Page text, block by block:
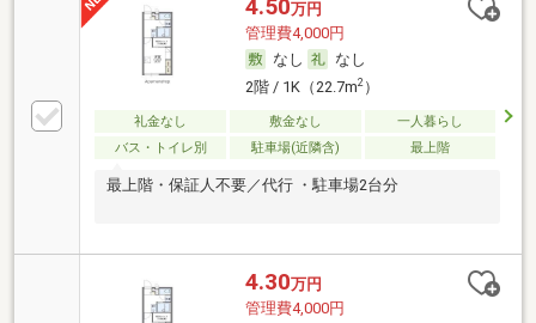
4.50万円
管理費4,000円
なし
なし
2階 / 1K（22.7m2）
礼金なし 敷金なし
一人暮らし
バス・トイレ別
駐車場(近隣含) 最上階
最上階・保証人不要／代行 ・駐車場2台分
4.30万円
管理費4,000円